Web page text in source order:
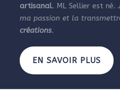
artisanal. ML Sellier est né.
ma passion et la
créations.
EN SAVOIR PLUS